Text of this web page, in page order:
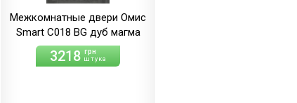
Межкомнатные двери Омис
Smart С018 BG дуб магма
3218 грн
штука